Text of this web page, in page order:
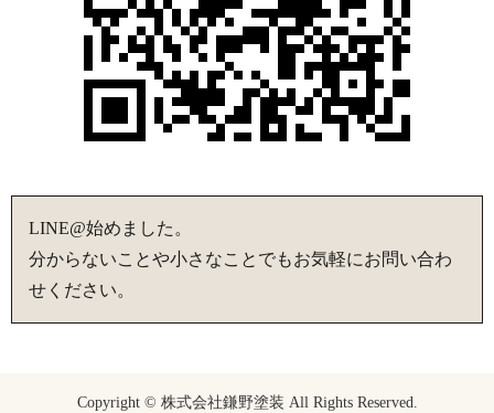
LINE@始めました。
分からないことや小さなことでもお気軽にお問い合わ
せください。
Copyright © 株式会社鎌野塗装 All Rights Reserved.